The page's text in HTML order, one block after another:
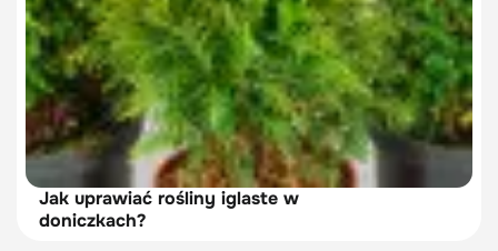
Jak uprawiać rośliny iglaste w
doniczkach?